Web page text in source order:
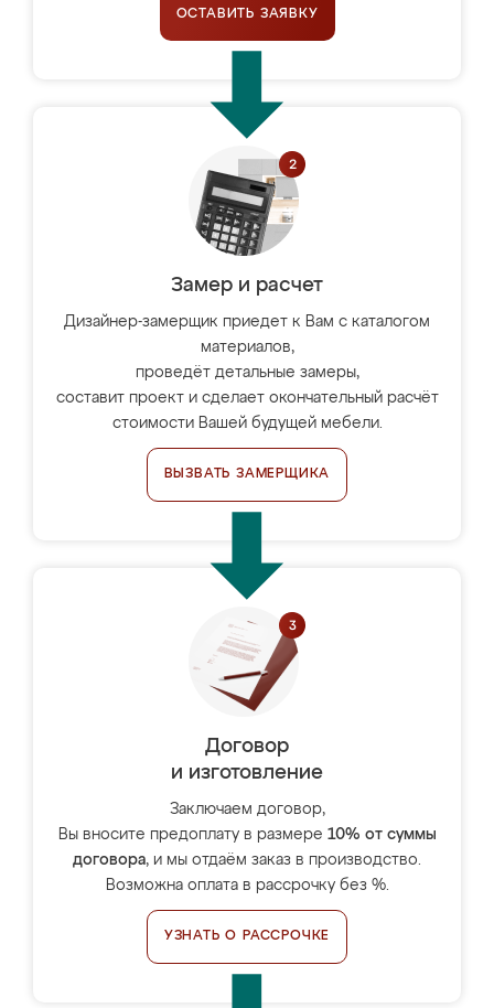
ОСТАВИТЬ ЗАЯВКУ
Замер и расчет
Дизайнер-замерщик приедет к Вам с каталогом
материалов,
проведёт детальные замеры,
составит проект и сделает окончательный расчёт
стоимости Вашей будущей мебели.
ВЫЗВАТЬ ЗАМЕРЩИКА
Договор
и изготовление
Заключаем договор,
Вы вносите предоплату в размере 10% от суммы
договора, и мы отдаём заказ в производство.
Возможна оплата в рассрочку без %.
УЗНАТЬ О РАССРОЧКЕ